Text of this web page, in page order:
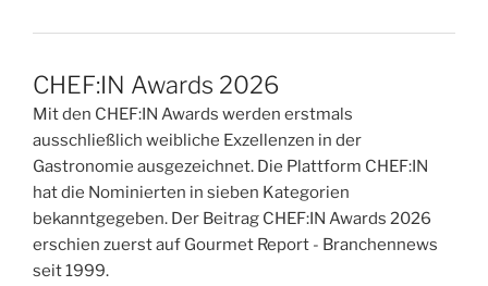
CHEF:IN Awards 2026
Mit den CHEF:IN Awards werden erstmals
ausschließlich weibliche Exzellenzen in der
Gastronomie ausgezeichnet. Die Plattform CHEF:IN
hat die Nominierten in sieben Kategorien
bekanntgegeben. Der Beitrag CHEF:IN Awards 2026
erschien zuerst auf Gourmet Report - Branchennews
seit 1999.